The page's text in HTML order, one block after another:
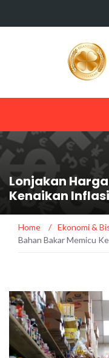
Lonjakan
Kenaikan
Home / Ekonomi &
Bahan Bakar Memicu